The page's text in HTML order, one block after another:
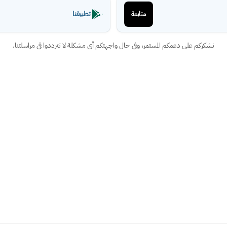
متابعة تطبيقنا
نشكركم على دعمكم المستمر، وفي حال واجهتكم أي مشكلة لا تترددوا في مراسلتنا.